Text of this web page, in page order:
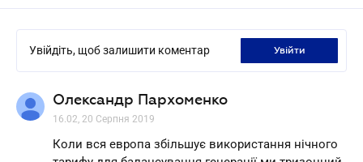
Увійдіть, щоб залишити коментар увійти
Олександр Пархоменко
16.02, 20 Серпня 2019
Коли вся европа збільшує використання нічного